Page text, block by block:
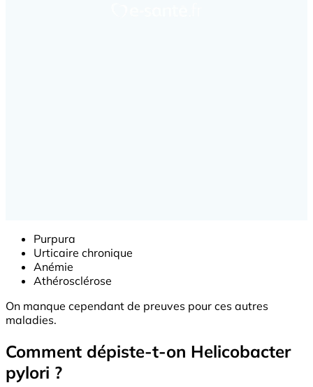
Purpura
Urticaire chronique
Anémie
Athérosclérose
On manque cependant de preuves pour ces autres
maladies.
Comment dépiste-t-on Helicobacter
pylori ?